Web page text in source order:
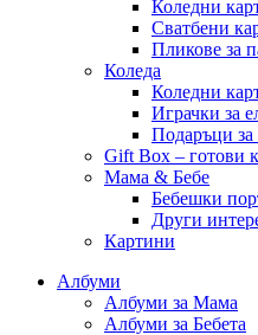
Коледни
Сватбени
Пликове за
Коледа
Коледни
Играчки за
Подаръци за
Gift Box – готови
Мама & Бебе
Бебешки
Други
Картини
Албуми
Албуми за Мама
Албуми за Бебета